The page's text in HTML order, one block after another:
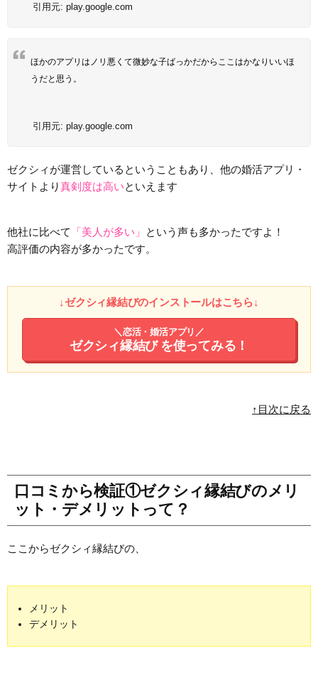
引用元: play.google.com
ほかのアプリはノリ悪くて微妙な子ばっかだからここはかなりいいほ
うだと思う。
引用元: play.google.com
ゼクシィが運営しているということもあり、他の婚活アプリ・
サイトより真剣度は高いといえます
他社に比べて 「美人が多い」
という声も多かったですよ！
高評価の内容が多かったです。
↓ゼクシィ縁結びのインストールはこちら↓
＼恋活・婚活アプリ／
ゼクシィ縁結び を使ってみる！
↑目次に戻る
口コミから検証①ゼクシィ縁結びのメリ
ット・デメリットって？
ここからゼクシィ縁結びの、
メリット
デメリット